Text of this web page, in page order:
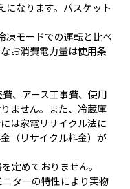
なります。バスケット
モードでの運転と比べ
お消費電力量は使用条
、アース工事費、使用
ません。また、冷蔵庫
は家電リサイクル法に
（リサイクル料金）が
定めておりません。
ターの特性により実物